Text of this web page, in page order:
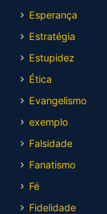
Esperança
Estratégia
Estupidez
Ética
Evangelismo
exemplo
Falsidade
Fanatismo
Fé
Fidelidade